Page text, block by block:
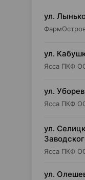
ул.
ул.
Ясса ПКФ
ул.
Ясса ПКФ
ул.
Ясса ПКФ
ул.